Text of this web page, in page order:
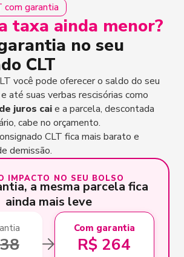
com garantia
taxa ainda menor?
no seu
CLT
você pode oferecer o saldo do seu
até suas verbas rescisórias como
juros caie a parcela, descontada
cabe no orçamento.
CLT fica mais barato e
demissão.
IMPACTO NO SEU BOLSO
a mesma parcela fica
ainda mais leve
Com garantia
R$ 264